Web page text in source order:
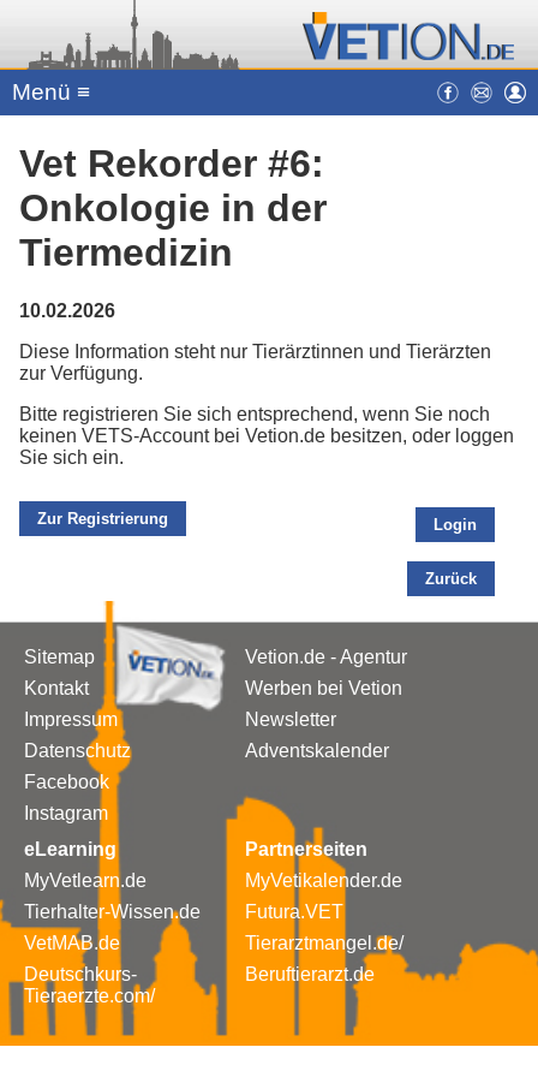
Menü ≡
Vet Rekorder #6:
Onkologie in der
Tiermedizin
10.02.2026
Diese Information steht nur Tierärztinnen und Tierärzten
zur Verfügung.
Bitte registrieren Sie sich entsprechend, wenn Sie noch
keinen VETS-Account bei Vetion.de besitzen, oder loggen
Sie sich ein.
Zur Registrierung Login
Zurück
Sitemap
Kontakt
Impressum
Datenschutz
Facebook
Instagram
Vetion.de - Agentur
Werben bei Vetion
Newsletter
Adventskalender
eLearning
MyVetlearn.de
Tierhalter-Wissen.de
VetMAB.de
Deutschkurs-
Tieraerzte.com/
Partnerseiten
MyVetikalender.de
Futura.VET
Tierarztmangel.de/
Beruftierarzt.de